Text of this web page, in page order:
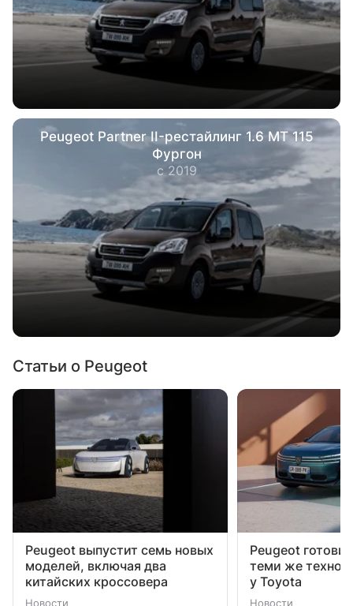
Peugeot Partner II-рестайлинг 1.6 MT 115
Фургон
с 2019
Статьи о Peugeot
Peugeot выпустит семь новых
моделей, включая два
китайских кроссовера
Новости
Peugeot
теми же
у Toyota
Новости